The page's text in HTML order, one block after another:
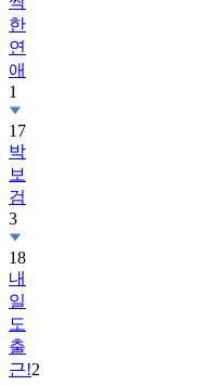
한
연
애
1
17
박
보
검
3
18
내
일
도
출
근!2